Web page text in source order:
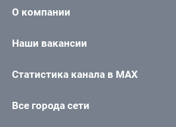
О компании
Наши вакансии
Статистика канала в MAX
Все города сети